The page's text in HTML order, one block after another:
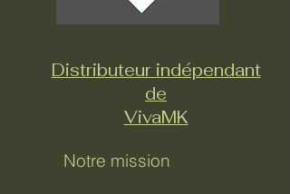
Distributeur indépendant
de
VivaMK
Notre mission